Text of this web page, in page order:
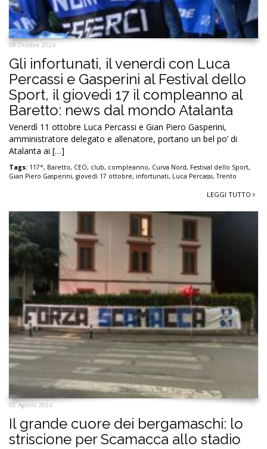
09 Ottobre 2024
Gli infortunati, il venerdì con Luca
Percassi e Gasperini al Festival dello
Sport, il giovedì 17 il compleanno al
Baretto: news dal mondo Atalanta
Venerdì 11 ottobre Luca Percassi e Gian Piero Gasperini,
amministratore delegato e allenatore, portano un bel po’ di
Atalanta ai […]
Tags: 117°, Baretto, CEO, club, compleanno, Curva Nord, Festival dello Sport,
Gian Piero Gasperini, giovedì 17 ottobre, infortunati, Luca Percassi,Trento
LEGGI TUTTO
05 Agosto 2024
Il grande cuore dei bergamaschi: lo
striscione per Scamacca allo stadio